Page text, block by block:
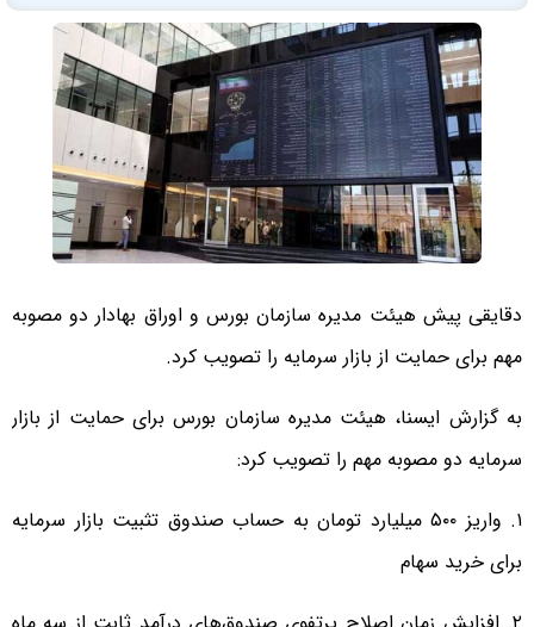
دقایقی پیش هیئت مدیره سازمان بورس و اوراق بهادار دو مصوبه
مهم برای حمایت از بازار سرمایه را تصویب کرد.
به گزارش ایسنا، هیئت مدیره سازمان بورس برای حمایت از بازار
سرمایه دو مصوبه مهم را تصویب کرد:
۱. واریز ۵۰۰ میلیارد تومان به حساب صندوق تثبیت بازار سرمایه
برای خرید سهام